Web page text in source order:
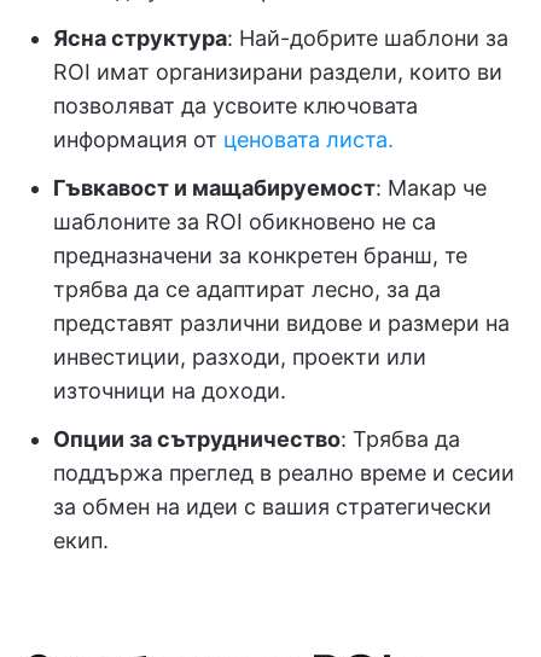
Ясна структура: Най-добрите шаблони за
ROI имат организирани раздели, които ви
позволяват да усвоите ключовата
информация от ценовата листа.
Гъвкавост и мащабируемост: Макар че
шаблоните за ROI обикновено не са
предназначени за конкретен бранш, те
трябва да се адаптират лесно, за да
представят различни видове и размери на
инвестиции, разходи, проекти или
източници на доходи.
Опции за сътрудничество: Трябва да
поддържа преглед в реално време и сесии
за обмен на идеи с вашия стратегически
екип.